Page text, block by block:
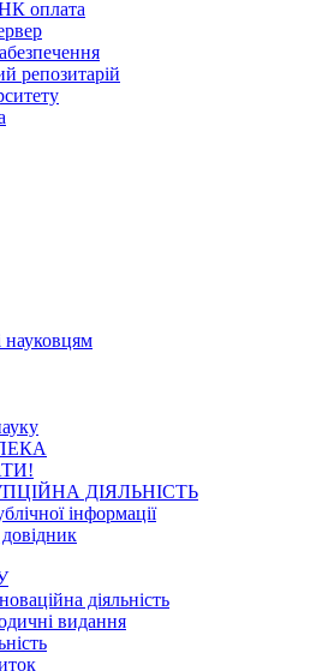
оплата
репозитарій
науковцям
ДІЯЛЬНІСТЬ
інформації
діяльність
видання